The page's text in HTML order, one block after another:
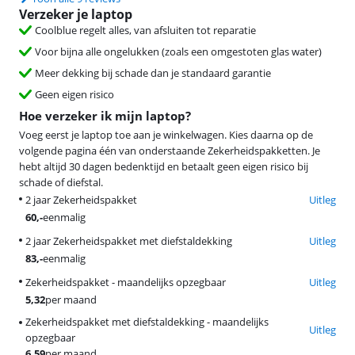
Verzeker je laptop
Coolblue regelt alles, van afsluiten tot reparatie
Voor bijna alle ongelukken (zoals een omgestoten glas water)
Meer dekking bij schade dan je standaard garantie
Geen eigen risico
Hoe verzeker ik mijn laptop?
Voeg eerst je laptop toe aan je winkelwagen. Kies daarna op de
volgende pagina één van onderstaande Zekerheidspakketten. Je
hebt altijd 30 dagen bedenktijd en betaalt geen eigen risico bij
schade of diefstal.
2 jaar Zekerheidspakket
Uitleg
60,-eenmalig
2 jaar Zekerheidspakket met diefstaldekking
Uitleg
83,-eenmalig
Zekerheidspakket - maandelijks opzegbaar
Uitleg
5,32per maand
Zekerheidspakket met diefstaldekking - maandelijks
opzegbaar
Uitleg